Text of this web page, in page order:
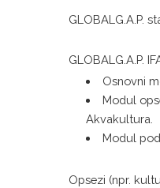
GLOBALG.A.P.
GLOBALG.A.P.
Osnovni
Modul
Akvakultura.
Modul
Opsezi (npr.